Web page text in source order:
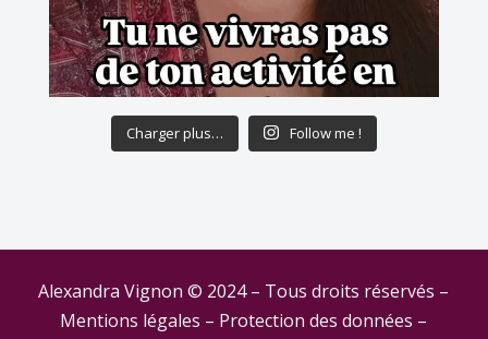
Charger plus… Follow me !
Alexandra Vignon © 2024 – Tous droits réservés –
Mentions légales – Protection des données –